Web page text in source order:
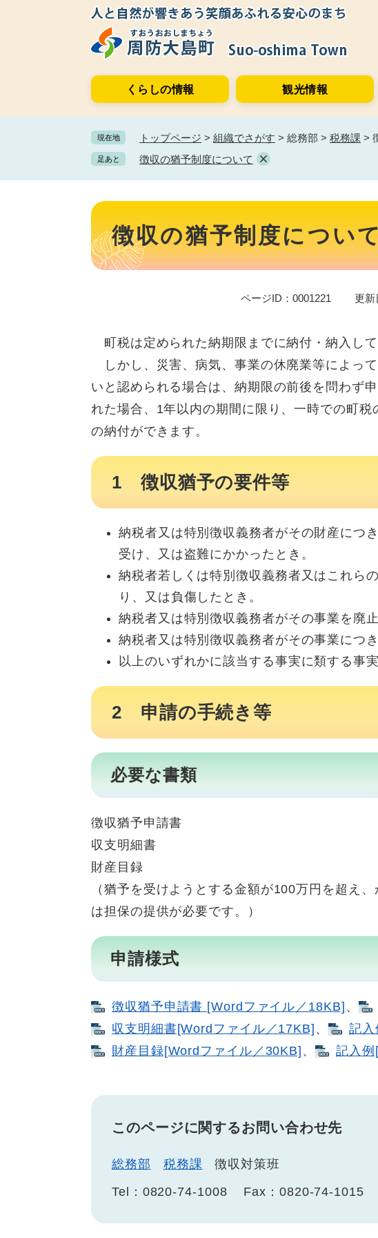
くらしの情報 観光情報
現在地 トップページ > 組織でさがす > 総務部 > 税務課 >
足あと 徴収の猶予制度について
本
徴収の猶予制度につい
ページID：0001221 更新
町税は定められた納期限までに納付・納入し
しかし、災害、病気、事業の休廃業等によっ
いと認められる場合は、納期限の前後を問わず
れた場合、1年以内の期間に限り、一時での町
の納付ができます。
1 徴収猶予の要件等
納税者又は特別徴収義務者がその財産につ
受け、又は盗難にかかったとき。
納税者若しくは特別徴収義務者又はこれら
り、又は負傷したとき。
納税者又は特別徴収義務者がその事業を廃
納税者又は特別徴収義務者がその事業につ
以上のいずれかに該当する事実に類する事
2 申請の手続き等
必要な書類
徴収猶予申請書
収支明細書
財産目録
（猶予を受けようとする金額が100万円を超え
は担保の提供が必要です。）
申請様式
徴収猶予申請書 [Wordファイル／18KB] 、
収支明細書[Wordファイル／17KB] 、
記入
財産目録[Wordファイル／30KB] 、 記入
このページに関するお問い合わせ先
総務部 税務課
徴収対策班
Tel：0820-74-1008
Fax：0820-74-1015